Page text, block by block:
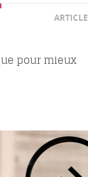
ARTICLE
pour mieux